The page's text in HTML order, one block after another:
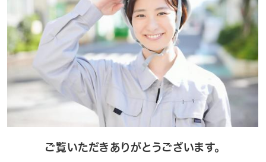
ご覧いただきありがとうございます。